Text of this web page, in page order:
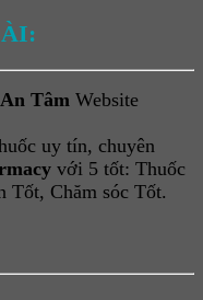
Tâm Website
uy tín, chuyên
với 5 tốt: Thuốc
Tốt, Chăm sóc Tốt.